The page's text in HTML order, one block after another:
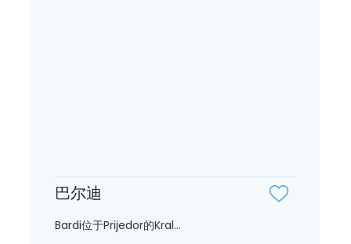
巴尔迪
Bardi位于Prijedor的Kral...